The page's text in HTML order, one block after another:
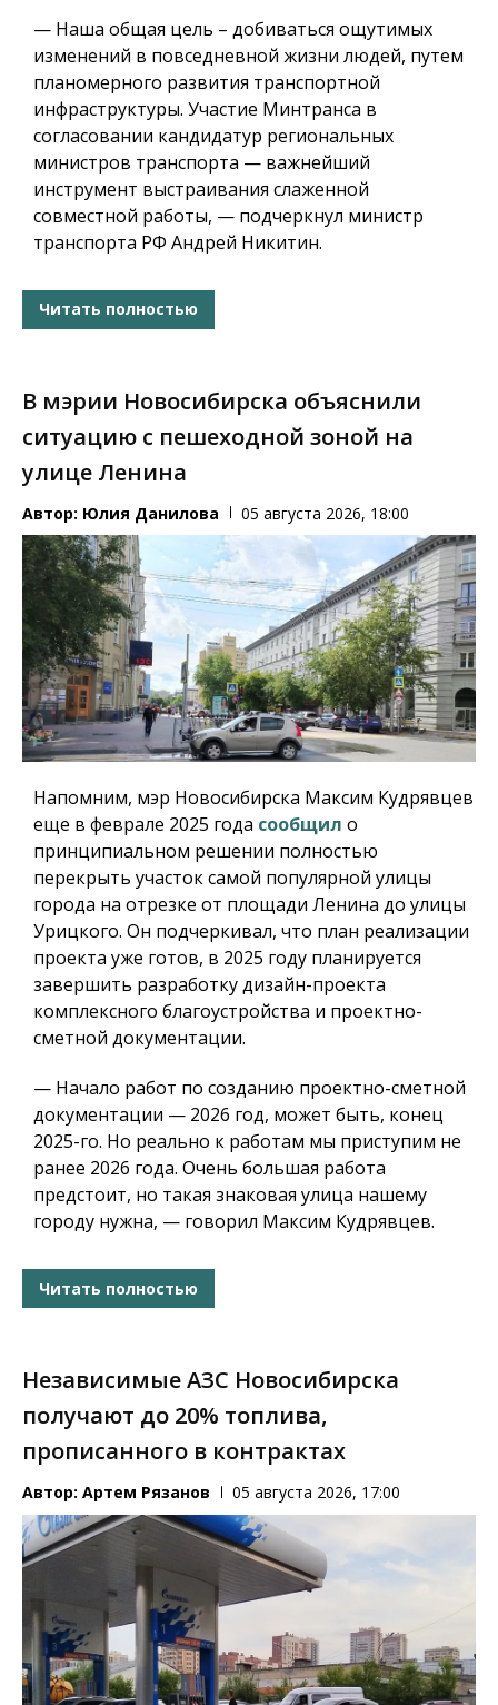
— Наша общая цель – добиваться ощутимых
изменений в повседневной жизни людей, путем
планомерного развития транспортной
инфраструктуры. Участие Минтранса в
согласовании кандидатур региональных
министров транспорта — важнейший
инструмент выстраивания слаженной
совместной работы, — подчеркнул министр
транспорта РФ Андрей Никитин.
Читать полностью
В мэрии Новосибирска объяснили
ситуацию с пешеходной зоной на
улице Ленина
Автор: Юлия Данилова 05 августа 2026, 18:00
Напомним, мэр Новосибирска Максим Кудрявцев
еще в феврале 2025 года сообщил о
принципиальном решении полностью
перекрыть участок самой популярной улицы
города на отрезке от площади Ленина до улицы
Урицкого. Он подчеркивал, что план реализации
проекта уже готов, в 2025 году планируется
завершить разработку дизайн-проекта
комплексного благоустройства и проектно-
сметной документации.
— Начало работ по созданию проектно-сметной
документации — 2026 год, может быть, конец
2025-го. Но реально к работам мы приступим не
ранее 2026 года. Очень большая работа
предстоит, но такая знаковая улица нашему
городу нужна, — говорил Максим Кудрявцев.
Читать полностью
Независимые АЗС Новосибирска
получают до 20% топлива,
прописанного в контрактах
Автор: Артем Рязанов 05 августа 2026, 17:00